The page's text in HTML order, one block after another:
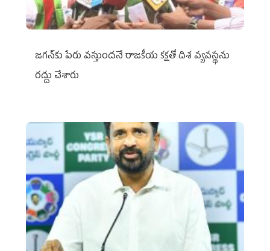
జగన్‌కు పేరు వస్తుందనే రాజకీయ కక్షతో దిశ వ్య‌వ‌స్థ‌ను
రద్దు చేశారు